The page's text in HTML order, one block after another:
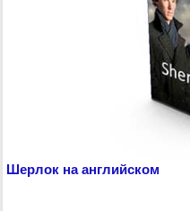
Шерлок на английском